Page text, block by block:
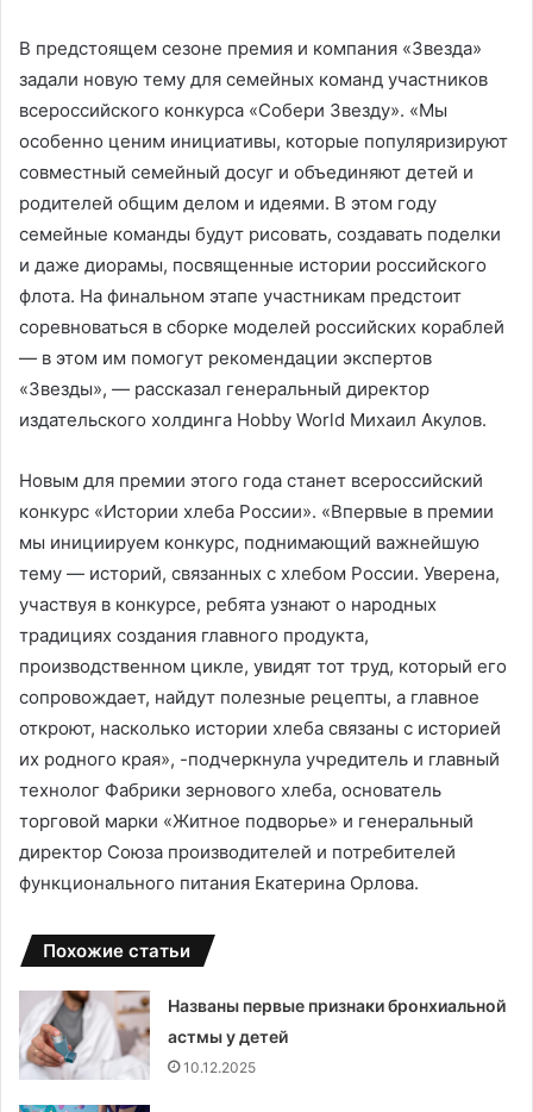
В предстоящем сезоне премия и компания «Звезда»
задали новую тему для семейных команд участников
всероссийского конкурса «Собери Звезду». «Мы
особенно ценим инициативы, которые популяризируют
совместный семейный досуг и объединяют детей и
родителей общим делом и идеями. В этом году
семейные команды будут рисовать, создавать поделки
и даже диорамы, посвященные истории российского
флота. На финальном этапе участникам предстоит
соревноваться в сборке моделей российских кораблей
— в этом им помогут рекомендации экспертов
«Звезды», — рассказал генеральный директор
издательского холдинга Hobby World Михаил Акулов.
Новым для премии этого года станет всероссийский
конкурс «Истории хлеба России». «Впервые в премии
мы инициируем конкурс, поднимающий важнейшую
тему — историй, связанных с хлебом России. Уверена,
участвуя в конкурсе, ребята узнают о народных
традициях создания главного продукта,
производственном цикле, увидят тот труд, который его
сопровождает, найдут полезные рецепты, а главное
откроют, насколько истории хлеба связаны с историей
их родного края», -подчеркнула учредитель и главный
технолог Фабрики зернового хлеба, основатель
торговой марки «Житное подворье» и генеральный
директор Союза производителей и потребителей
функционального питания Екатерина Орлова.
Похожие статьи
Названы первые признаки бронхиальной
астмы у детей
10.12.2025